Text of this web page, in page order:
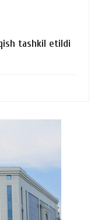
tashkil etildi